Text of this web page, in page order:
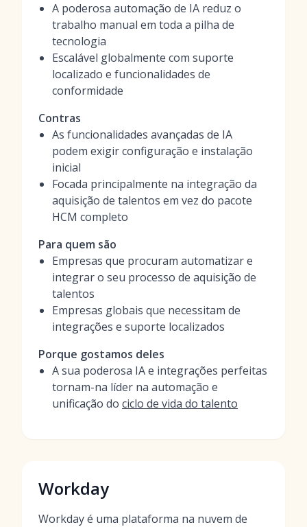
A poderosa automação de IA reduz o
trabalho manual em toda a pilha de
tecnologia
Escalável globalmente com suporte
localizado e funcionalidades de
conformidade
Contras
As funcionalidades avançadas de IA
podem exigir configuração e instalação
inicial
Focada principalmente na integração da
aquisição de talentos em vez do pacote
HCM completo
Para quem são
Empresas que procuram automatizar e
integrar o seu processo de aquisição de
talentos
Empresas globais que necessitam de
integrações e suporte localizados
Porque gostamos deles
A sua poderosa IA e integrações perfeitas
tornam-na líder na automação e
unificação do ciclo de vida do talento
Workday
Workday é uma plataforma na nuvem de